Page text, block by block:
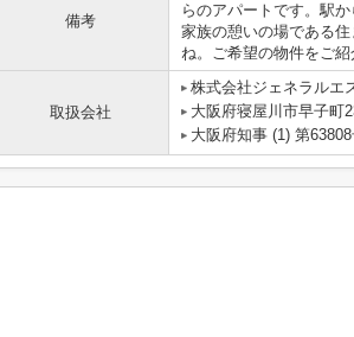
備考
らのアパートです。駅
家族の憩いの場である
ね。ご希望の物件をご紹
取扱会社
株式会社ジェネラルエ
大阪府寝屋川市早子町
大阪府知事 (1) 第